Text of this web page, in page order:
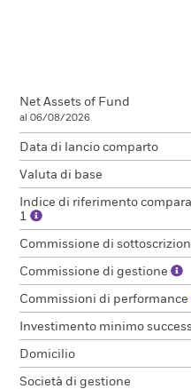
Net Assets of Fund
al 06/08/2026
Data di lancio comparto
Valuta di base
Indice di riferimento
1
Commissione di
Commissione di gestione
Commissioni di performance
Investimento minimo
Domicilio
Società di gestione